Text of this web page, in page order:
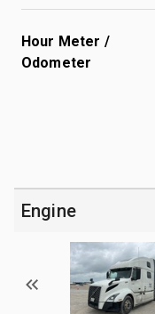
Hour Meter /
Odometer
Engine